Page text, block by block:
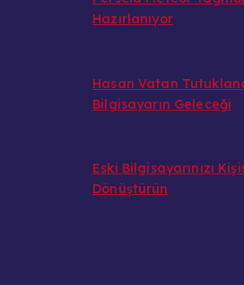
Hazırlanıyor
Hasan Vatan
Bilgisayarın Geleceği
Eski Bilgisayarınızı
Dönüştürün